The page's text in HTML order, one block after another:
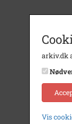
arkiv.dk
Vis